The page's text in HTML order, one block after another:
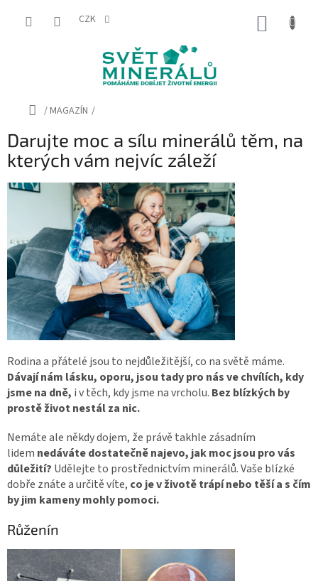
CZK
Domů
/MAGAZÍN /
Darujte moc a sílu minerálů těm, na
kterých vám nejvíc záleží
Rodina a přátelé jsou to nejdůležitější, co na světě máme.
Dávají nám lásku, oporu, jsou tady pro nás ve chvílích, kdy
jsme na dně, i v těch, kdy jsme na vrcholu. Bez blízkých by
prostě život nestál za nic.
Nemáte ale někdy dojem, že právě takhle zásadním
lidem nedáváte dostatečně najevo, jak moc jsou pro vás
důležití? Udělejte to prostřednictvím minerálů. Vaše blízké
dobře znáte a určitě víte, co je v životě trápí nebo těší a s čím
by jim kameny mohly pomoci.
Růženín